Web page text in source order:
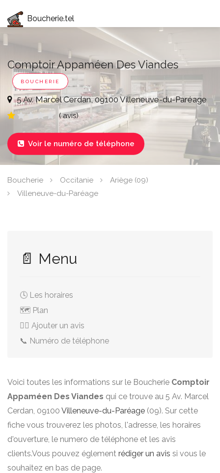
Boucherie.tel
Comptoir Appaméen Des Viandes
BOUCHERIE
5 Av. Marcel Cerdan, 09100 Villeneuve-du-Paréage
( avis)
 Voir le numéro de téléphone
Boucherie Occitanie
Ariège (09)
Villeneuve-du-Paréage
📄 Menu
🕓 Les horaires
🗺️ Plan
✍🏻 Ajouter un avis
📞 Numéro de téléphone
Voici toutes les informations sur le Boucherie Comptoir
Appaméen Des Viandes qui ce trouve au 5 Av. Marcel
Cerdan, 09100 Villeneuve-du-Paréage (09). Sur cette
fiche vous trouverez les photos, l'adresse, les horaires
d'ouverture, le numero de téléphone et les avis
clients.Vous pouvez églement rédiger un avis si vous le
souhaitez en bas de page.